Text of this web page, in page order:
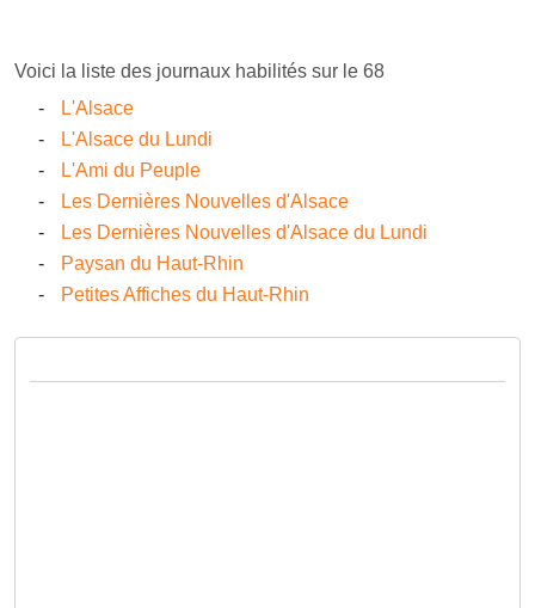
Voici la liste des journaux habilités sur le 68
L'Alsace
L'Alsace du Lundi
L'Ami du Peuple
Les Dernières Nouvelles d'Alsace
Les Dernières Nouvelles d'Alsace du Lundi
Paysan du Haut-Rhin
Petites Affiches du Haut-Rhin